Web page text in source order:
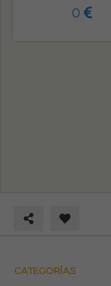
0
CATEGORÍAS